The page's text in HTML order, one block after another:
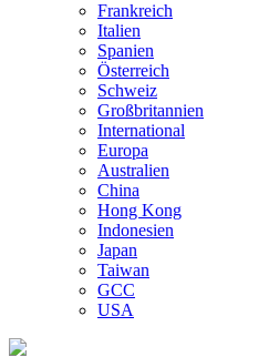
Frankreich
Italien
Spanien
Österreich
Schweiz
Großbritannien
International
Europa
Australien
China
Hong Kong
Indonesien
Japan
Taiwan
GCC
USA